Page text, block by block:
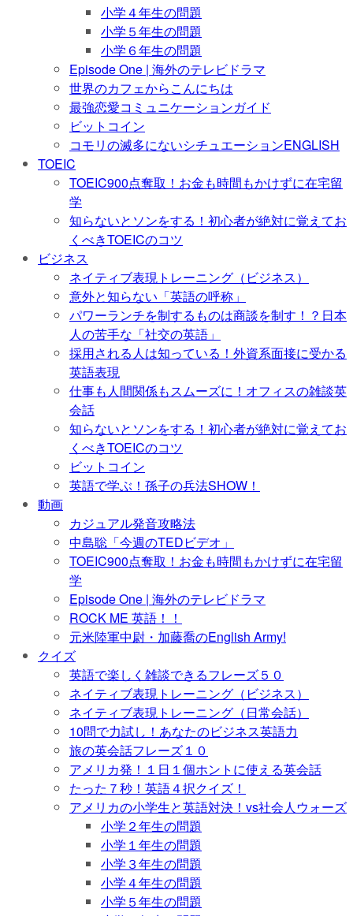
小学４年生の問題
小学５年生の問題
小学６年生の問題
Episode One | 海外のテレビドラマ
世界のカフェからこんにちは
最強恋愛コミュニケーションガイド
ビットコイン
コモリの滅多にないシチュエーションENGLISH
TOEIC
TOEIC900点奪取！お金も時間もかけずに在宅留
学
知らないとソンをする！初心者が絶対に覚えてお
くべきTOEICのコツ
ビジネス
ネイティブ表現トレーニング（ビジネス）
意外と知らない「英語の呼称」
パワーランチを制するものは商談を制す！？日本
人の苦手な「社交の英語」
採用される人は知っている！外資系面接に受かる
英語表現
仕事も人間関係もスムーズに！オフィスの雑談英
会話
知らないとソンをする！初心者が絶対に覚えてお
くべきTOEICのコツ
ビットコイン
英語で学ぶ！孫子の兵法SHOW！
動画
カジュアル発音攻略法
中島聡「今週のTEDビデオ」
TOEIC900点奪取！お金も時間もかけずに在宅留
学
Episode One | 海外のテレビドラマ
ROCK ME 英語！！
元米陸軍中尉・加藤喬のEnglish Army!
クイズ
英語で楽しく雑談できるフレーズ５０
ネイティブ表現トレーニング（ビジネス）
ネイティブ表現トレーニング（日常会話）
10問で力試し！あなたのビジネス英語力
旅の英会話フレーズ１０
アメリカ発！１日１個ホントに使える英会話
たった７秒！英語４択クイズ！
アメリカの小学生と英語対決！vs社会人ウォーズ
小学２年生の問題
小学１年生の問題
小学３年生の問題
小学４年生の問題
小学５年生の問題